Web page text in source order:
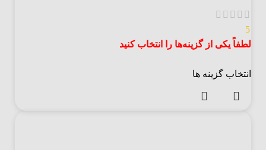
5
لطفاً یکی از گزینه‌ها را انتخاب کنید
انتخاب گزینه ها